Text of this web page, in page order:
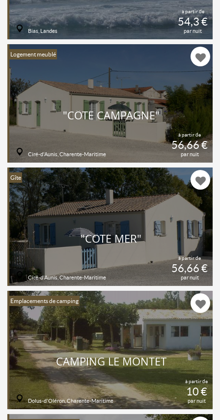
à partir de
54,3 €
par nuit
Bias, Landes
Logement meublé
à partir de
56,66 €
par nuit
"CÔTÉ CAMPAGNE"
Ciré-d'Aunis, Charente-Maritime
Gîte
à partir de
56,66 €
par nuit
"CÔTÉ MER"
Ciré-d'Aunis, Charente-Maritime
Emplacements de camping
à partir de
10 €
par nuit
CAMPING LE MONTET
Dolus-d'Oléron, Charente-Maritime